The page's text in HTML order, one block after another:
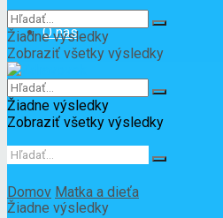
O nás
Kontakt
Žiadne výsledky
Žiadne výsledky
Zobraziť všetky výsledky
Žiadne výsledky
Zobraziť všetky výsledky
Domov Matka a dieťa